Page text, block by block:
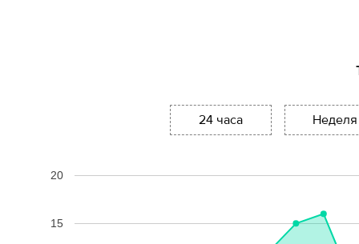
24 часа Неделя
15
20